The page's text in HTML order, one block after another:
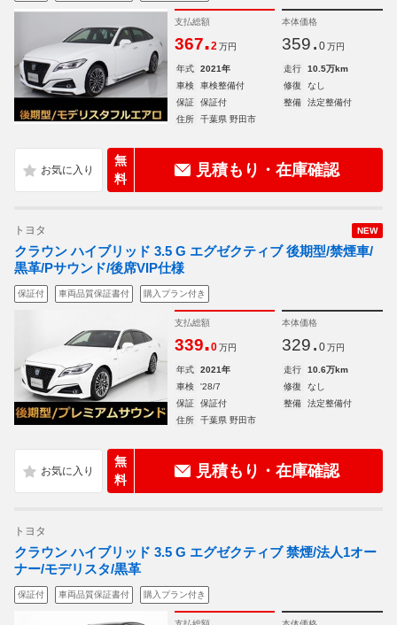
支払総額
367.2 万円
本体価格
359. 0 万円
年式 2021年 走行
10.5万km
車検
車検整備付 修復
なし
保証
保証付 整備
法定整備付
住所
千葉県 野田市
無
料
見積もり・在庫確認
NEW
トヨタ
クラウン ハイブリッド 3.5 G エグゼクティブ 後期型/禁煙車/
黒革/Pサウンド/後席VIP仕様
保証付 車両品質保証書付 購入プラン付き
支払総額
339.0 万円
本体価格
329. 0 万円
年式 2021年 走行
10.6万km
車検
'28/7 修復
なし
保証
保証付 整備
法定整備付
住所
千葉県 野田市
無
料
見積もり・在庫確認
トヨタ
クラウン ハイブリッド 3.5 G エグゼクティブ 禁煙/法人1オー
ナー/モデリスタ/黒革
保証付 車両品質保証書付 購入プラン付き